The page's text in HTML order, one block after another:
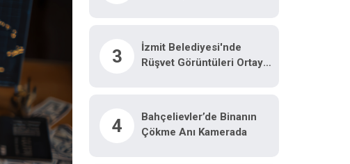
3
İzmit Belediyesi'nde
Rüşvet Görüntüleri Ortaya
4
Bahçelievler’de Binanın
Çökme Anı Kamerada